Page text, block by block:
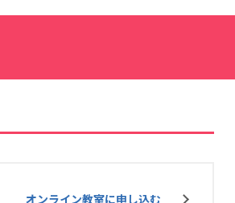
オンライン教室に申し込む